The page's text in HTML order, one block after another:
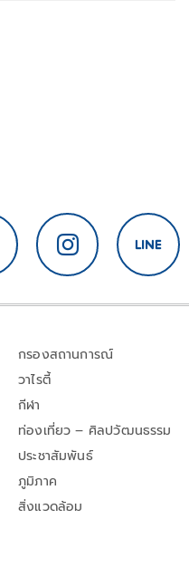
กรองสถานการณ์
วาไรตี้
กีฬา
ท่องเที่ยว – ศิลปวัฒนธรรม
ประชาสัมพันธ์
ภูมิภาค
สิ่งแวดล้อม